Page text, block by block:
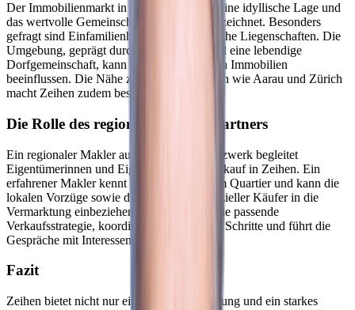
Der Immobilienmarkt in Zeihen ist durch seine idyllische Lage und
das wertvolle Gemeinschaftsgefühl gekennzeichnet. Besonders
gefragt sind Einfamilienhäuser und historische Liegenschaften. Die
Umgebung, geprägt durch grüne Felder und eine lebendige
Dorfgemeinschaft, kann die Nachfrage nach Immobilien
beeinflussen. Die Nähe zu grösseren Städten wie Aarau und Zürich
macht Zeihen zudem besonders attraktiv.
Die Rolle des regionalen Maklerpartners
Ein regionaler Makler aus dem avendo-Netzwerk begleitet
Eigentümerinnen und Eigentümer beim Verkauf in Zeihen. Ein
erfahrener Makler kennt die Preisniveaus im Quartier und kann die
lokalen Vorzüge sowie die Wünsche potenzieller Käufer in die
Vermarktung einbeziehen. Er entwickelt eine passende
Verkaufsstrategie, koordiniert die einzelnen Schritte und führt die
Gespräche mit Interessenten.
Fazit
Zeihen bietet nicht nur eine schöne Umgebung und ein starkes